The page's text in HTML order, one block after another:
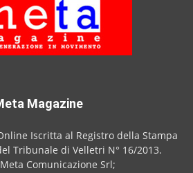
Magazine
Iscritta al Registro della Stampa
Tribunale di Velletri N° 16/2013.
Comunicazione Srl;